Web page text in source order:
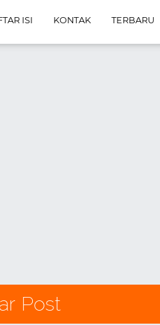
ISI KONTAK TERBARU
Post